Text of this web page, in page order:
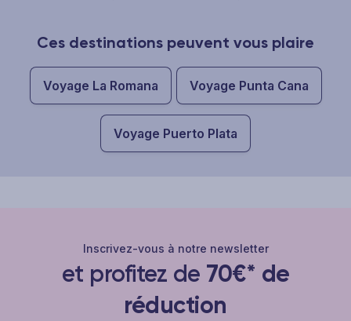
Ces destinations peuvent vous plaire
Voyage La Romana Voyage Punta Cana
Voyage Puerto Plata
Inscrivez-vous à notre newsletter
et profitez de 70€* de
réduction